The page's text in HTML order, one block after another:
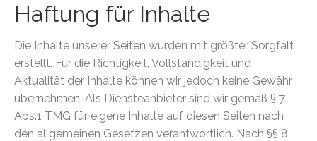
Haftung für Inhalte
Die Inhalte unserer Seiten wurden mit größter Sorgfalt
erstellt. Für die Richtigkeit, Vollständigkeit und
Aktualität der Inhalte können wir jedoch keine Gewähr
übernehmen. Als Diensteanbieter sind wir gemäß § 7
Abs.1 TMG für eigene Inhalte auf diesen Seiten nach
den allgemeinen Gesetzen verantwortlich. Nach §§ 8